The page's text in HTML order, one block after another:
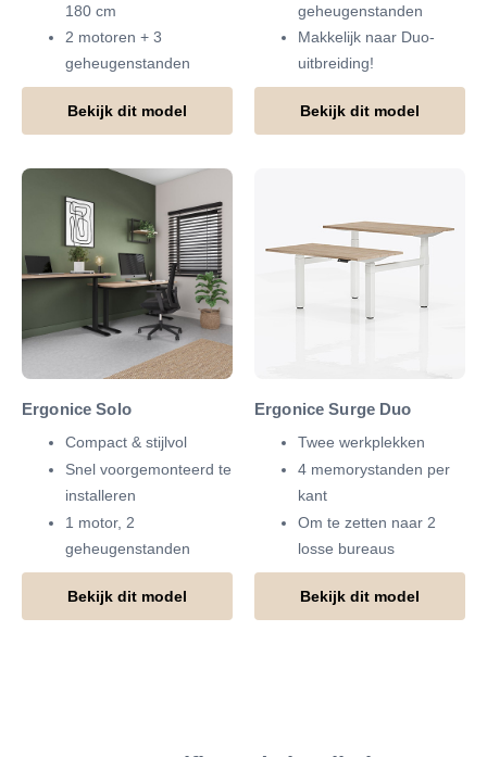
180 cm
2 motoren + 3
geheugenstanden
Bekijk dit model
geheugenstanden
Makkelijk naar Duo-
uitbreiding!
Bekijk dit model
Ergonice Solo
Compact & stijlvol
Snel voorgemonteerd te
installeren
1 motor, 2
geheugenstanden
Bekijk dit model
Ergonice Surge Duo
Twee werkplekken
4 memorystanden per
kant
Om te zetten naar 2
losse bureaus
Bekijk dit model